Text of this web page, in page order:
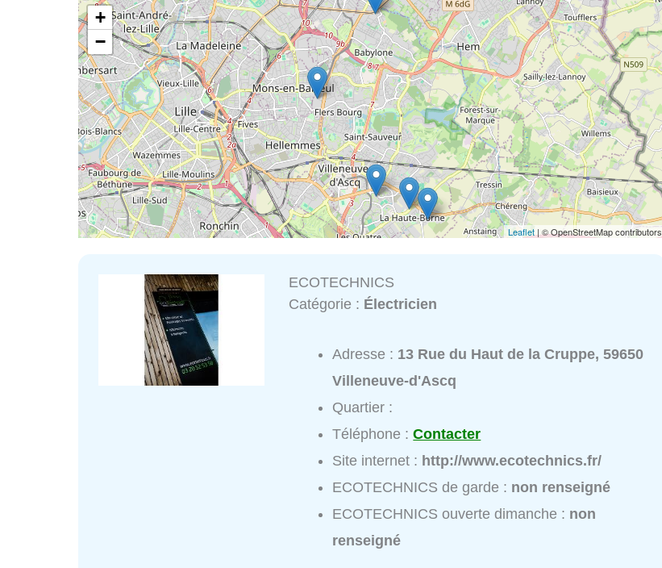
+
−
Leaflet | © OpenStreetMap contributors
ECOTECHNICS
Catégorie : Électricien
Adresse : 13 Rue du Haut de la Cruppe, 59650
Villeneuve-d'Ascq
Quartier :
Téléphone :Contacter
Site internet : http://www.ecotechnics.fr/
ECOTECHNICS de garde : non renseigné
ECOTECHNICS ouverte dimanche : non
renseigné